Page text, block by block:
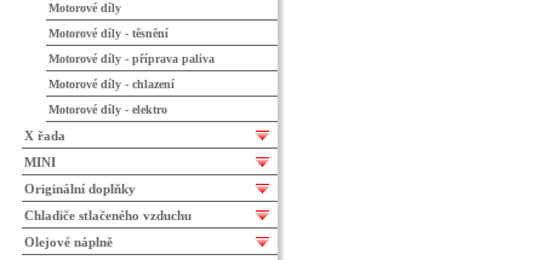
Motorové díly
Motorové díly - těsnění
Motorové díly - příprava paliva
Motorové díly - chlazení
Motorové díly - elektro
X řada
MINI
Originální doplňky
Chladiče stlačeného vzduchu
Olejové náplně